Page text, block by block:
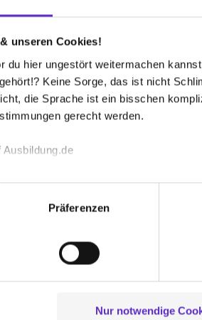
unseren Cookies!
du hier ungestört weitermachen
Keine Sorge, das ist nicht
die Sprache ist ein bisschen
gerecht werden.
Funktion unserer Webseite
zu speichern ( „Präferenzen“),
zu deiner Verwendung unserer
um Inhalte und Anzeigen zu
möglicherweise mit weiteren
separaten Aktivierung von „Social
Präferenzen
Nur notwendige
bei Ihnen zu machen?
informieren Sie sich in unseren
Betrieb aus?
und die zuständigen
wie z.B. einem Zuschuss